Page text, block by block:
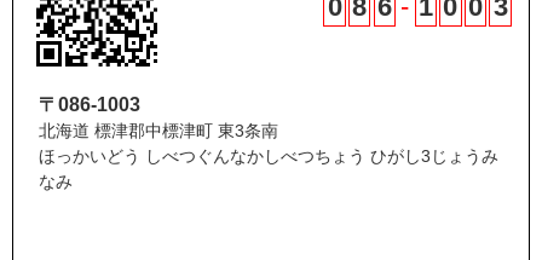
〒086-1003
北海道 標津郡中標津町 東3条南
ほっかいどう しべつぐんなかしべつちょう ひがし3じょうみ
なみ